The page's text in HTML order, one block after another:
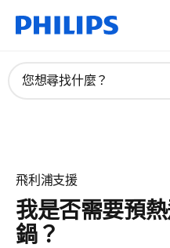
您想尋找什麼？
飛利浦支援
我是否需要預
鍋？